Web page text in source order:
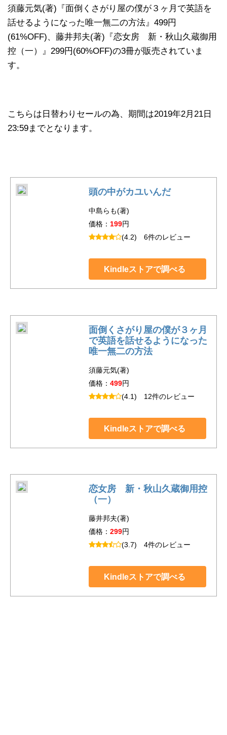
須藤元気(著)『面倒くさがり屋の僕が３ヶ月で英語を
話せるようになった唯一無二の方法』499円
(61%OFF)、藤井邦夫(著)『恋女房 新・秋山久蔵御用
控（一）』299円(60%OFF)の3冊が販売されていま
す。
こちらは日替わりセールの為、期間は2019年2月21日
23:59までとなります。
頭の中がカユいんだ
中島らも(著)
価格： 199円
(4.2) 6件のレビュー
Kindleストアで調べる
面倒くさがり屋の僕が３ヶ月
で英語を話せるようになった
唯一無二の方法
須藤元気(著)
価格： 499円
(4.1) 12件のレビュー
Kindleストアで調べる
恋女房 新・秋山久蔵御用控
（一）
藤井邦夫(著)
価格： 299円
(3.7) 4件のレビュー
Kindleストアで調べる